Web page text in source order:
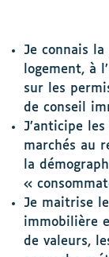
Je connais
logement, à
sur les
de conseil
J’anticipe
marchés au
la
«
Je maitrise
immobilière
de valeurs,